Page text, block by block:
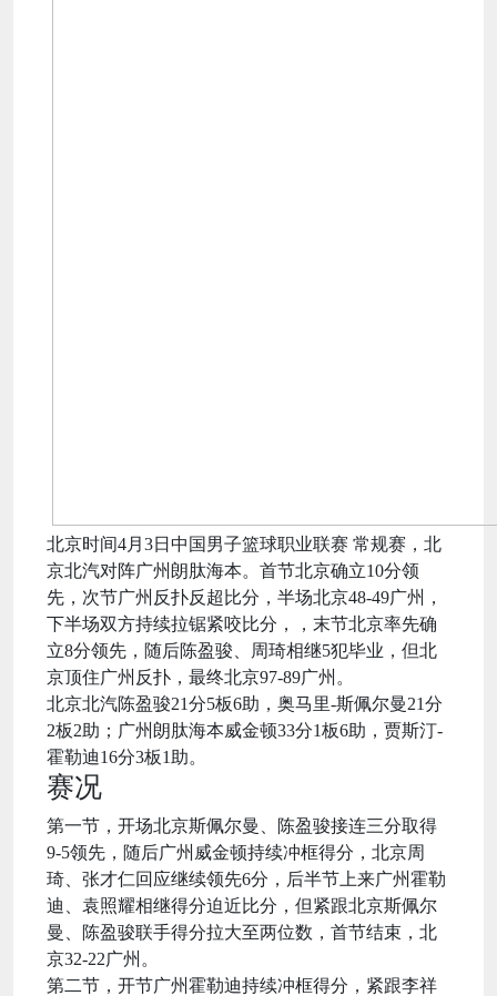
北京时间4月3日中国男子篮球职业联赛 常规赛，北
京北汽对阵广州朗肽海本。首节北京确立10分领
先，次节广州反扑反超比分，半场北京48-49广州，
下半场双方持续拉锯紧咬比分，，末节北京率先确
立8分领先，随后陈盈骏、周琦相继5犯毕业，但北
京顶住广州反扑，最终北京97-89广州。
北京北汽陈盈骏21分5板6助，奥马里-斯佩尔曼21分
2板2助；广州朗肽海本威金顿33分1板6助，贾斯汀-
霍勒迪16分3板1助。
赛况
第一节，开场北京斯佩尔曼、陈盈骏接连三分取得
9-5领先，随后广州威金顿持续冲框得分，北京周
琦、张才仁回应继续领先6分，后半节上来广州霍勒
迪、袁照耀相继得分迫近比分，但紧跟北京斯佩尔
曼、陈盈骏联手得分拉大至两位数，首节结束，北
京32-22广州。
第二节，开节广州霍勒迪持续冲框得分，紧跟李祥